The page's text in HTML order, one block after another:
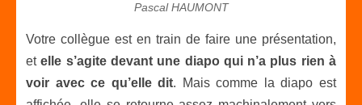
Pascal HAUMONT
Votre collègue est en train de faire une présentation,
etelle s’agite devant une diapo qui n’a plus rien à
voir avec ce qu’elle dit. Mais comme la diapo est